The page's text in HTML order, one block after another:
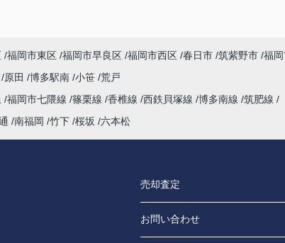
福岡市東区 福岡市早良区 福岡市西区 春日市 筑紫野市 福
原田 博多駅南 小笹 荒戸
福岡市七隈線 篠栗線 香椎線 西鉄貝塚線 博多南線 筑肥線
南福岡 竹下 桜坂 六本松
売却査定
お問い合わせ